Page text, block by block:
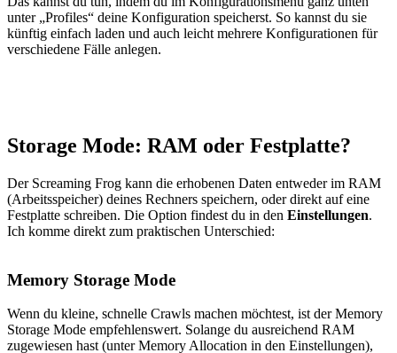
unter „Profiles“ deine Konfiguration speicherst. So kannst du sie
künftig einfach laden und auch leicht mehrere Konfigurationen für
verschiedene Fälle anlegen.
Storage Mode: RAM oder Festplatte?
Der Screaming Frog kann die erhobenen Daten entweder im RAM
(Arbeitsspeicher) deines Rechners speichern, oder direkt auf eine
Festplatte schreiben. Die Option findest du in den Einstellungen.
Ich komme direkt zum praktischen Unterschied:
Memory Storage Mode
Wenn du kleine, schnelle Crawls machen möchtest, ist der Memory
Storage Mode empfehlenswert. Solange du ausreichend RAM
zugewiesen hast (unter Memory Allocation in den Einstellungen),